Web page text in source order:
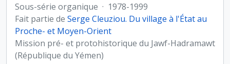
Sous-série organique · 1978-1999
Fait partie de Serge Cleuziou. Du village à l'État au
Proche- et Moyen-Orient
Mission pré- et protohistorique du Jawf-Hadramawt
(République du Yémen)